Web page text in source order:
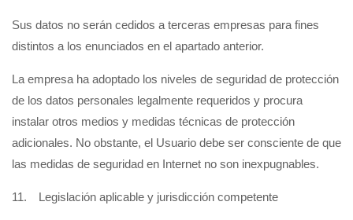
Sus datos no serán cedidos a terceras empresas para fines
distintos a los enunciados en el apartado anterior.
La empresa ha adoptado los niveles de seguridad de protección
de los datos personales legalmente requeridos y procura
instalar otros medios y medidas técnicas de protección
adicionales. No obstante, el Usuario debe ser consciente de que
las medidas de seguridad en Internet no son inexpugnables.
11. Legislación aplicable y jurisdicción competente